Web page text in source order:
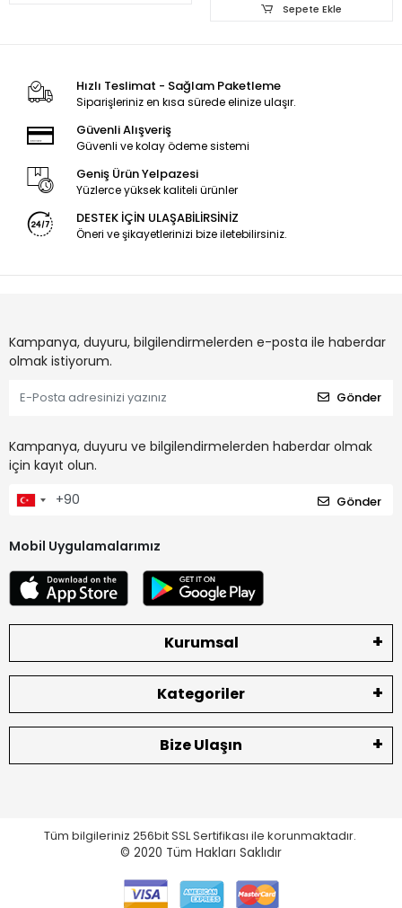
Sepete Ekle
Hızlı Teslimat - Sağlam Paketleme
Siparişleriniz en kısa sürede elinize ulaşır.
Güvenli Alışveriş
Güvenli ve kolay ödeme sistemi
Geniş Ürün Yelpazesi
Yüzlerce yüksek kaliteli ürünler
DESTEK İÇİN ULAŞABİLİRSİNİZ
Öneri ve şikayetlerinizi bize iletebilirsiniz.
Kampanya, duyuru, bilgilendirmelerden e-posta ile haberdar
olmak istiyorum.
Gönder
Kampanya, duyuru ve bilgilendirmelerden haberdar olmak
için kayıt olun.
Gönder
Mobil Uygulamalarımız
Kurumsal
Kategoriler
Bize Ulaşın
Tüm bilgileriniz 256bit SSL Sertifikası ile korunmaktadır.
© 2020 Tüm Hakları Saklıdır